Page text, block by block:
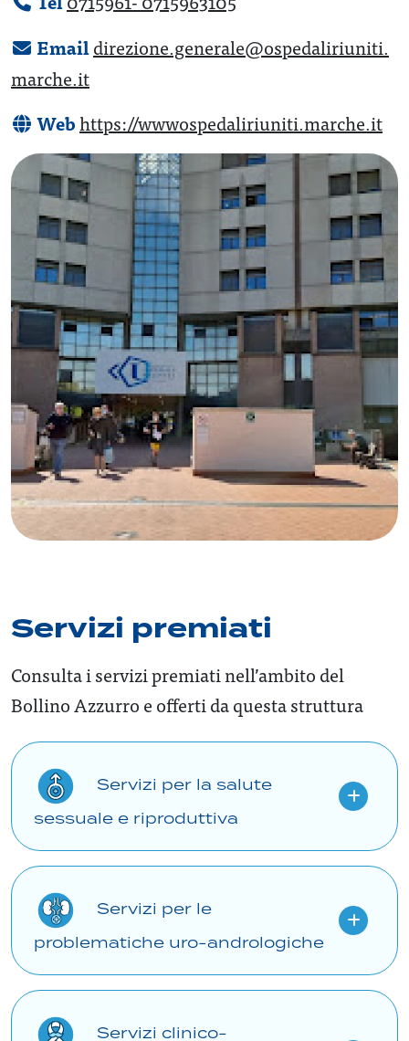
Emaildirezione.generale@ospedaliriuniti.
marche.it
Web https://wwwospedaliriuniti.marche.it
Servizi premiati
Consulta i servizi premiati nell’ambito del
Bollino Azzurro e offerti da questa struttura
sessuale e riproduttiva
problematiche uro-andrologiche